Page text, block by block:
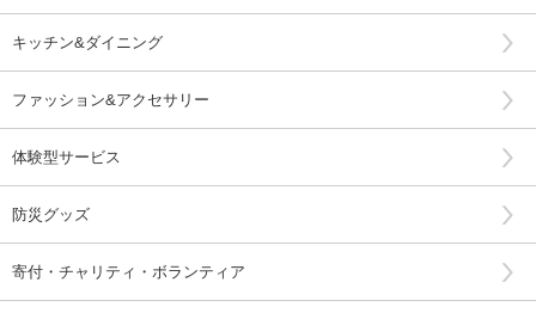
キッチン&ダイニング
ファッション&アクセサリー
体験型サービス
防災グッズ
寄付・チャリティ・ボランティア